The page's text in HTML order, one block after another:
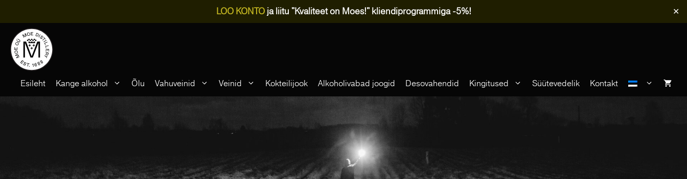
LOO KONTOja liitu "Kvaliteet on Moes!" kliendiprogrammiga -5%! ✕
content
Esileht Kange alkohol Õlu Vahuveinid Veinid Kokteilijook Alkoholivabad joogid Desovahendid Kingitused Süütevedelik Kontakt